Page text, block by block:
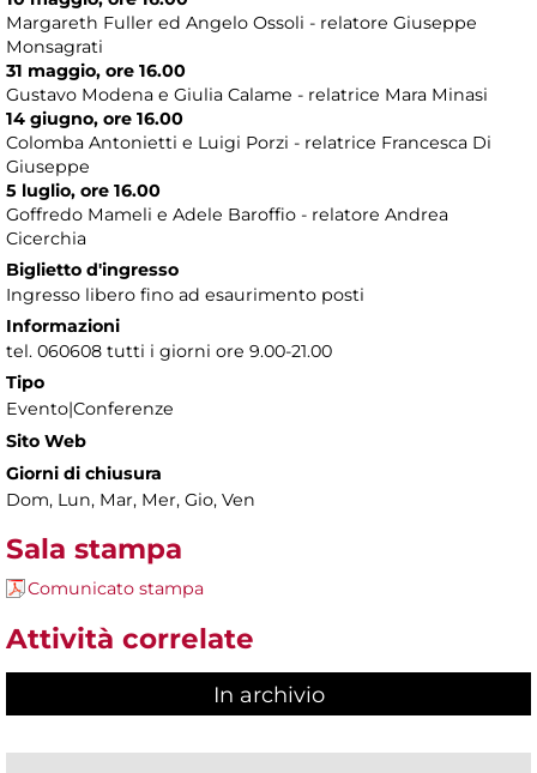
Margareth Fuller ed Angelo Ossoli - relatore Giuseppe
Monsagrati
31 maggio, ore 16.00
Gustavo Modena e Giulia Calame - relatrice Mara Minasi
14 giugno, ore 16.00
Colomba Antonietti e Luigi Porzi - relatrice Francesca Di
Giuseppe
5 luglio, ore 16.00
Goffredo Mameli e Adele Baroffio - relatore Andrea
Cicerchia
Biglietto d'ingresso
Ingresso libero fino ad esaurimento posti
Informazioni
tel. 060608 tutti i giorni ore 9.00-21.00
Tipo
Evento|Conferenze
Sito Web
Giorni di chiusura
Dom, Lun, Mar, Mer, Gio, Ven
Sala stampa
Comunicato stampa
Attività correlate
In archivio